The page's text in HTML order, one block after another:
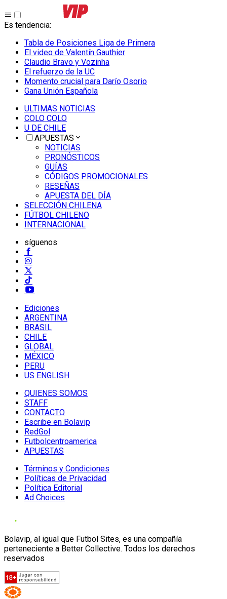
Es tendencia:
Tabla de Posiciones Liga de Primera
El video de Valentín Gauthier
Claudio Bravo y Vozinha
El refuerzo de la UC
Momento crucial para Darío Osorio
Gana Unión Española
ULTIMAS NOTICIAS
COLO COLO
U DE CHILE
APUESTAS
NOTICIAS
PRONÓSTICOS
GUÍAS
CÓDIGOS PROMOCIONALES
RESEÑAS
APUESTA DEL DÍA
SELECCIÓN CHILENA
FÚTBOL CHILENO
INTERNACIONAL
síguenos
Ediciones
ARGENTINA
BRASIL
CHILE
GLOBAL
MÉXICO
PERU
US ENGLISH
QUIENES SOMOS
STAFF
CONTACTO
Escribe en Bolavip
RedGol
Futbolcentroamerica
APUESTAS
Términos y Condiciones
Políticas de Privacidad
Política Editorial
Ad Choices
Bolavip, al igual que Futbol Sites, es una compañía
perteneciente a Better Collective. Todos los derechos
reservados